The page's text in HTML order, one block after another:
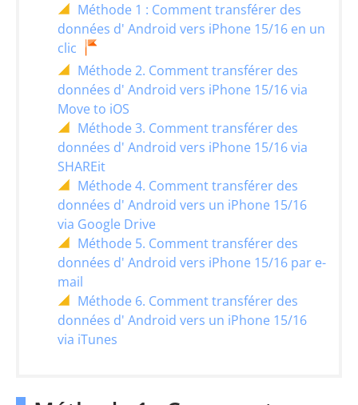
Méthode 1 : Comment transférer des
données d' Android vers iPhone 15/16 en un
clic
Méthode 2. Comment transférer des
données d' Android vers iPhone 15/16 via
Move to iOS
Méthode 3. Comment transférer des
données d' Android vers iPhone 15/16 via
SHAREit
Méthode 4. Comment transférer des
données d' Android vers un iPhone 15/16
via Google Drive
Méthode 5. Comment transférer des
données d' Android vers iPhone 15/16 par e-
mail
Méthode 6. Comment transférer des
données d' Android vers un iPhone 15/16
via iTunes